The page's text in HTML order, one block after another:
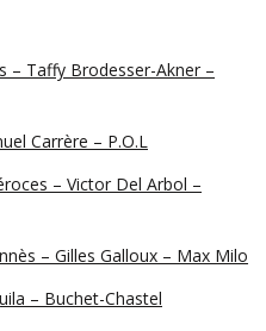
– Taffy Brodesser-Akner –
Carrère – P.O.L
– Victor Del Arbol –
– Gilles Galloux – Max Milo
– Buchet-Chastel